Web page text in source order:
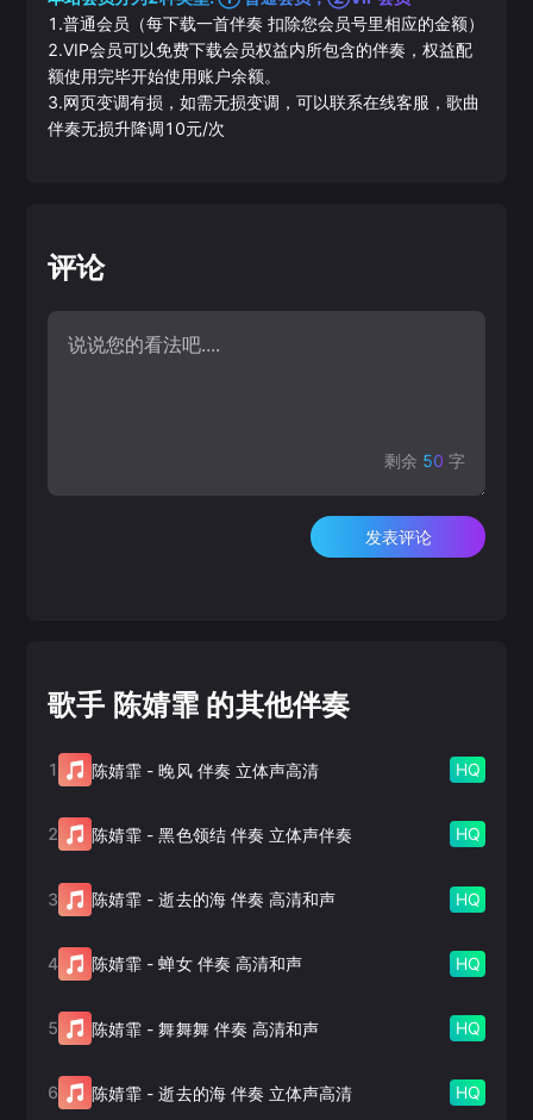
1.普通会员（每下载一首伴奏 扣除您会员号里相应的金额）
2.VIP会员可以免费下载会员权益内所包含的伴奏，权益配
额使用完毕开始使用账户余额。
3.网页变调有损，如需无损变调，可以联系在线客服，歌曲
伴奏无损升降调10元/次
评论
剩余 50 字
发表评论
歌手 陈婧霏 的其他伴奏
1 陈婧霏 -晚风 伴奏 立体声高清 HQ
2 陈婧霏 -黑色领结 伴奏 立体声伴奏 HQ
3 陈婧霏 -逝去的海 伴奏 高清和声 HQ
4 陈婧霏 -蝉女 伴奏 高清和声 HQ
5 陈婧霏 -舞舞舞 伴奏 高清和声 HQ
6 陈婧霏 -逝去的海 伴奏 立体声高清 HQ